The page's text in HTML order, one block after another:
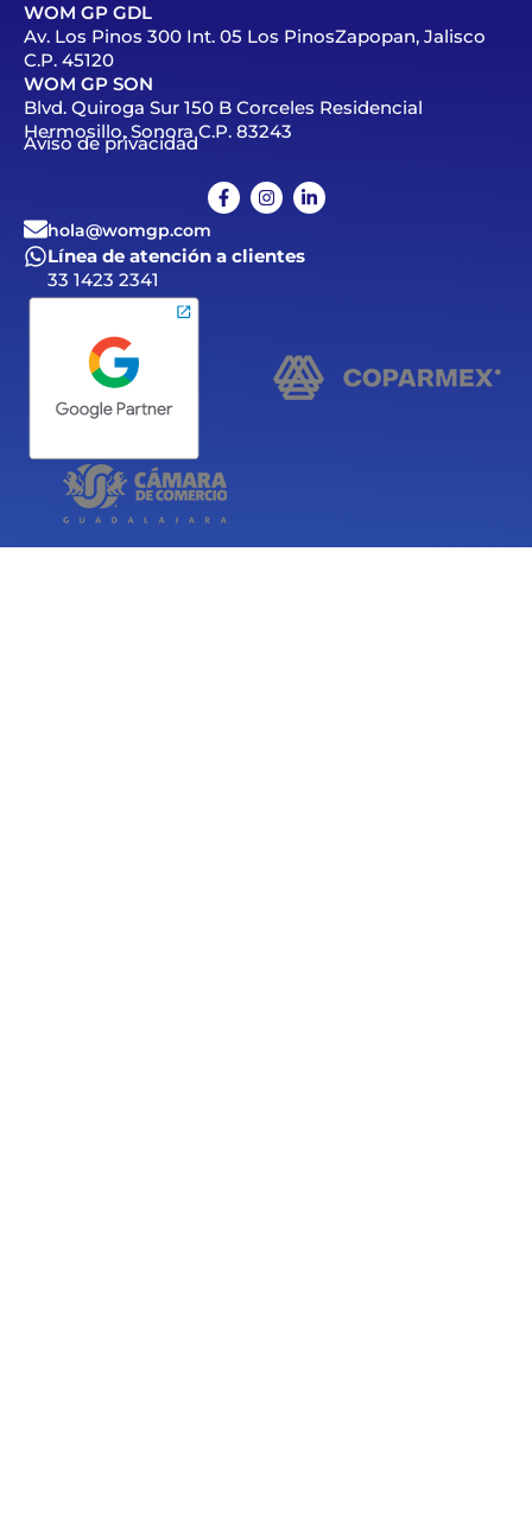
WOM GP GDL
Av. Los Pinos 300 Int. 05 Los PinosZapopan, Jalisco
C.P. 45120
WOM GP SON
Blvd. Quiroga Sur 150 B Corceles Residencial
Hermosillo, Sonora C.P. 83243
Aviso de privacidad
hola@womgp.com
Línea de atención a clientes
33 1423 2341